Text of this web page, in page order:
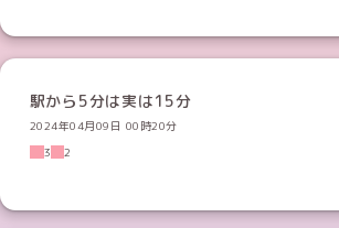
駅から5分は実は15分
2024年04月09日 00時20分
3
2